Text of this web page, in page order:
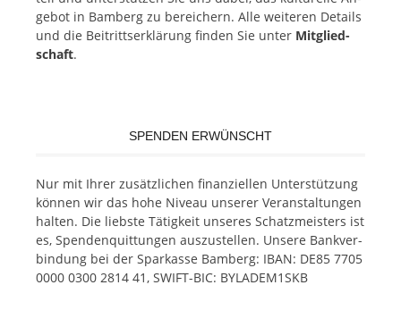
ge­bot in Bam­berg zu be­rei­chern. Alle wei­te­ren De­tails
und die Bei­tritts­er­klä­rung fin­den Sie un­ter Mit­glied­
schaft.
SPENDEN ERWÜNSCHT
Nur mit Ih­rer zu­sätz­li­chen fi­nan­zi­el­len Un­ter­stüt­zung
kön­nen wir das hohe Ni­veau un­se­rer Ver­an­stal­tun­gen
hal­ten. Die liebs­te Tä­tig­keit un­se­res Schatz­meis­ters ist
es, Spen­den­quit­tun­gen aus­zu­stel­len. Un­se­re Bank­ver­
bin­dung bei der Spar­kas­se Bam­berg: IBAN: DE85 7705
0000 0300 2814 41, SWIFT-BIC: BYLADEM1SKB